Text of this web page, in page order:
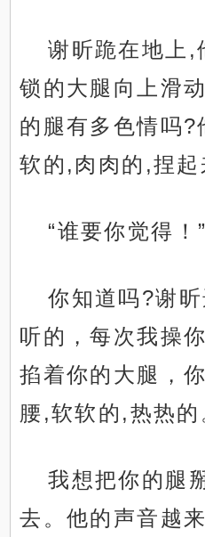
谢昕跪在地上,
锁的大腿向上滑
的腿有多色情吗?
软的,肉肉的,捏起
“谁要你觉得！”
你知道吗?谢
听的，每次我操
掐着你的大腿，
腰,软软的,热热的
我想把你的腿
去。他的声音越